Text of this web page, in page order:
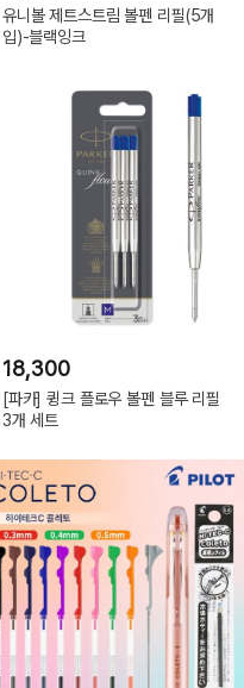
유니볼 제트스트림 볼펜 리필(5개
입)-블랙잉크
18,300
[파카] 큉크 플로우 볼펜 블루 리필
3개 세트